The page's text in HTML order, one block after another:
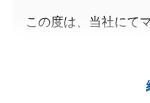
この度は、当社にて